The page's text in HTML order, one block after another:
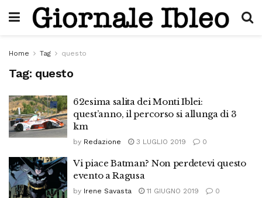
Home Tag questo
Tag: questo
62esima salita dei Monti Iblei:
quest’anno, il percorso si allunga di 3
km
by Redazione 3 LUGLIO 2019 0
Vi piace Batman? Non perdetevi questo
evento a Ragusa
by Irene Savasta 11 GIUGNO 2019 0